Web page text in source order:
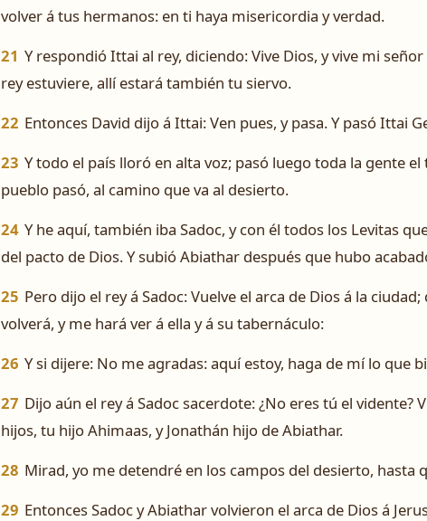
volver á tus hermanos: en ti haya misericordia y verdad.
21 Y respondió Ittai al rey, diciendo: Vive Dios, y vive mi
rey estuviere, allí estará también tu siervo.
22 Entonces David dijo á Ittai: Ven pues, y pasa. Y pasó Ittai
23 Y todo el país lloró en alta voz; pasó luego toda la gente
pueblo pasó, al camino que va al desierto.
24 Y he aquí, también iba Sadoc, y con él todos los Levitas
del pacto de Dios. Y subió Abiathar después que hubo
25 Pero dijo el rey á Sadoc: Vuelve el arca de Dios á la
volverá, y me hará ver á ella y á su tabernáculo:
26 Y si dijere: No me agradas: aquí estoy, haga de mí lo que
27 Dijo aún el rey á Sadoc sacerdote: ¿No eres tú el
hijos, tu hijo Ahimaas, y Jonathán hijo de Abiathar.
28 Mirad, yo me detendré en los campos del desierto, hasta
29 Entonces Sadoc y Abiathar volvieron el arca de Dios á